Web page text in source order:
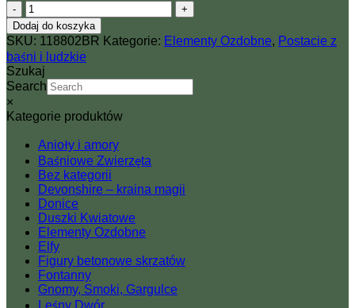
ilość
Grupa
misterium
-
Twarz,
maska
kubistyczna
mężczyzna
Francis
(odcień
brązu)
Dodaj do koszyka
SKU: 118802BR Kategorie: Elementy Ozdobne, Postacie z
baśni i ludzkie
Szukaj
Search
×
Kategorie produktów
Anioły i amory
Baśniowe Zwierzęta
Bez kategorii
Devonshire – kraina magii
Donice
Duszki Kwiatowe
Elementy Ozdobne
Elfy
Figury betonowe skrzatów
Fontanny
Gnomy, Smoki, Gargulce
Leśny Dwór